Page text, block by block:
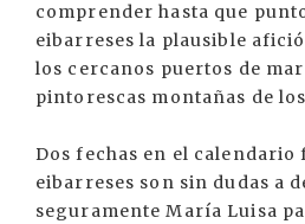
comprender hasta que
eibarreses la plausible
los cercanos puertos de
pintorescas montañas de
Dos fechas en el calendario
eibarreses son sin dudas a
seguramente María Luisa